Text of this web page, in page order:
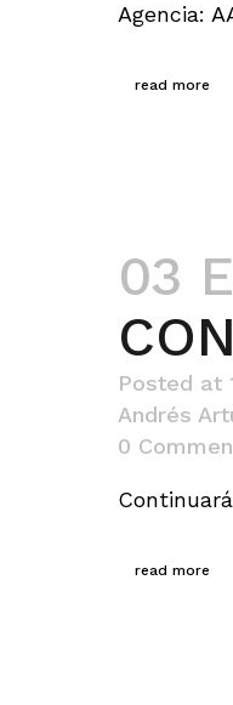
Agencia:
read more
03
Posted at
Andrés
0
read more